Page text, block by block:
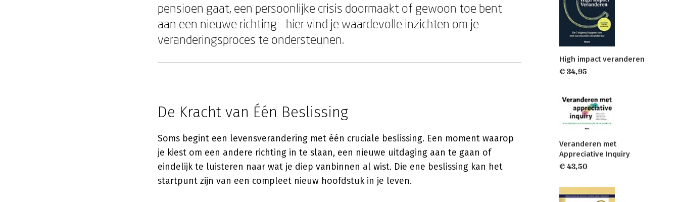
pensioen gaat, een persoonlijke crisis doormaakt of gewoon toe bent
aan een nieuwe richting - hier vind je waardevolle inzichten om je
veranderingsproces te ondersteunen.
De Kracht van Één Beslissing
Soms begint een levensverandering met één cruciale beslissing. Een moment waarop
je kiest om een andere richting in te slaan, een nieuwe uitdaging aan te gaan of
eindelijk te luisteren naar wat je diep vanbinnen al wist. Die ene beslissing kan het
startpunt zijn van een compleet nieuw hoofdstuk in je leven.
High impact veranderen
€ 34,95
Veranderen met
Appreciative Inquiry
€ 43,50